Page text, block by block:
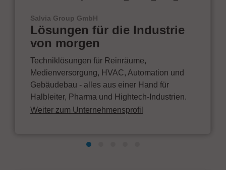
Salvia Group GmbH
Lösungen für die Industrie
von morgen
Techniklösungen für Reinräume,
Medienversorgung, HVAC, Automation und
Gebäudebau - alles aus einer Hand für
Halbleiter, Pharma und Hightech-Industrien.
Weiter zum Unternehmensprofil